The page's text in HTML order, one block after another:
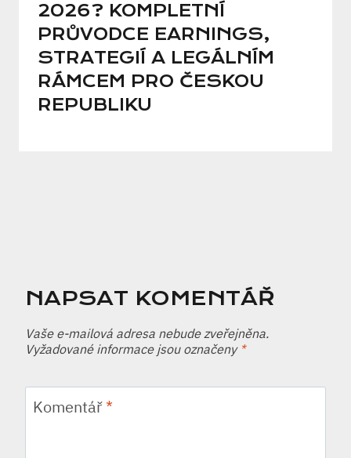
2026? KOMPLETNÍ
PRŮVODCE EARNINGS,
STRATEGIÍ A LEGÁLNÍM
RÁMCEM PRO ČESKOU
REPUBLIKU
NAPSAT KOMENTÁŘ
Vaše e-mailová adresa nebude zveřejněna.
Vyžadované informace jsou označeny *
Komentář*